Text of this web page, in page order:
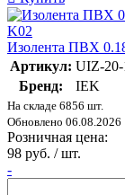
Изолента ПВХ
Артикул: UIZ-
Бренд:
IEK
На складе 6856 шт.
Обновлено 06.08.2026
Розничная цена:
98 руб. / шт.
-